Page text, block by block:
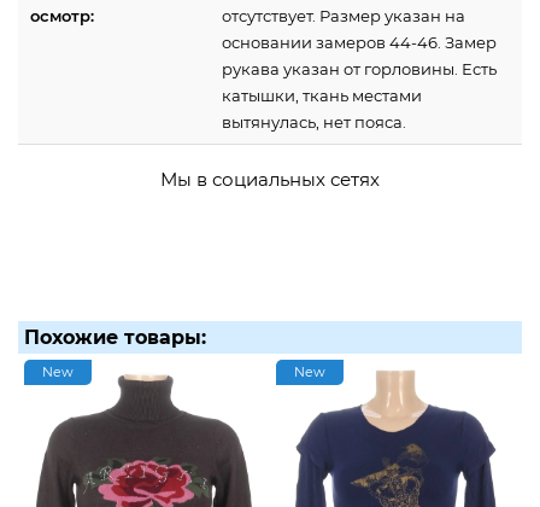
осмотр:
отсутствует. Размер указан на
основании замеров 44-46. Замер
рукава указан от горловины. Есть
катышки, ткань местами
вытянулась, нет пояса.
Мы в социальных сетях
Похожие товары:
New New